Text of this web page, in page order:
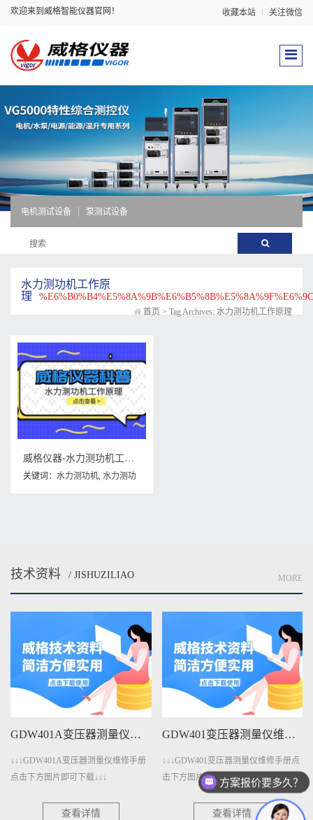
欢迎来到威格智能仪器官网！ 收藏本站 关注微信
电机测试设备 泵测试设备
水力测功机工作原
理
首页 > Tag Archives: 水力测功机工作原理
威格仪器-水力测功机工作原理
关键词： 水力测功机, 水力测功
技术资料 / JISHUZILIAO MORE
GDW401变压器测量仪维修手册下载
↓↓↓GDW401变压器测量仪维修手册点
击下方图片即可下载↓↓↓
查看详情
GDW4011变压器测量仪维修手册下载
↓↓↓GDW4011变压器测量仪维修手册
点击下方图片即可下载↓↓↓
查看详情
方案报价要多久？